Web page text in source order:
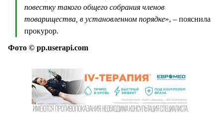
повестку такого общего собрания членов
товарищества, в установленном порядке», – пояснила
прокурор.
Фото © pp.userapi.com